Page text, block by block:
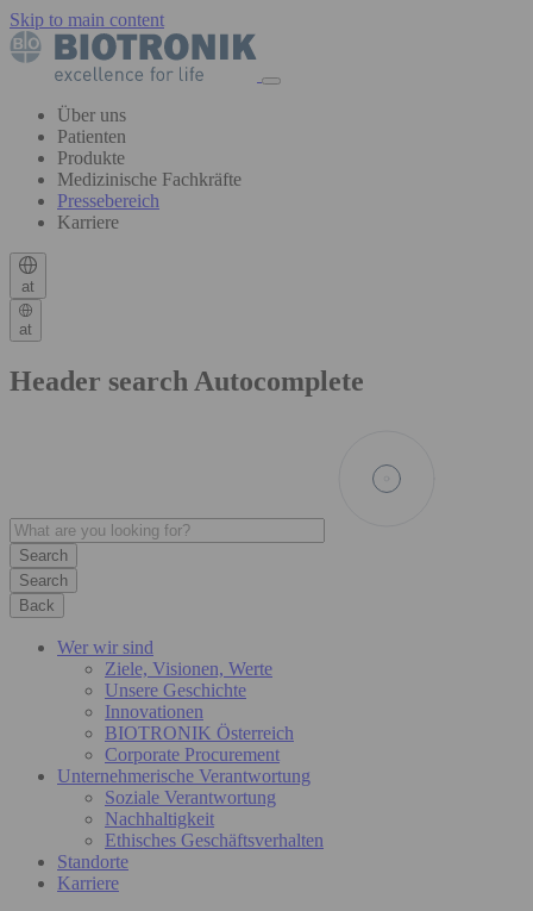
Skip to main content
Über uns
Patienten
Produkte
Medizinische Fachkräfte
Pressebereich
Karriere
at
at
Header search Autocomplete
Search
Back
Wer wir sind
Ziele, Visionen, Werte
Unsere Geschichte
Innovationen
BIOTRONIK Österreich
Corporate Procurement
Unternehmerische Verantwortung
Soziale Verantwortung
Nachhaltigkeit
Ethisches Geschäftsverhalten
Standorte
Karriere